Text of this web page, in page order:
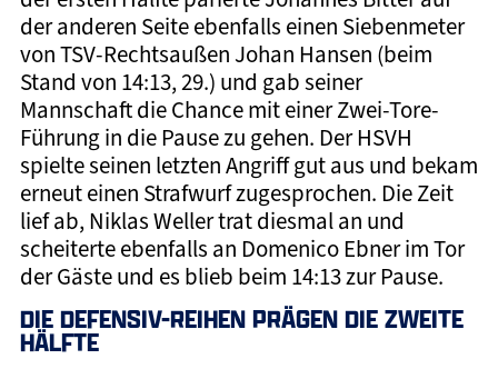
der anderen Seite ebenfalls einen Siebenmeter
von TSV-Rechtsaußen Johan Hansen (beim
Stand von 14:13, 29.) und gab seiner
Mannschaft die Chance mit einer Zwei-Tore-
Führung in die Pause zu gehen. Der HSVH
spielte seinen letzten Angriff gut aus und bekam
erneut einen Strafwurf zugesprochen. Die Zeit
lief ab, Niklas Weller trat diesmal an und
scheiterte ebenfalls an Domenico Ebner im Tor
der Gäste und es blieb beim 14:13 zur Pause.
DIE DEFENSIV-REIHEN PRÄGEN DIE ZWEITE
HÄLFTE